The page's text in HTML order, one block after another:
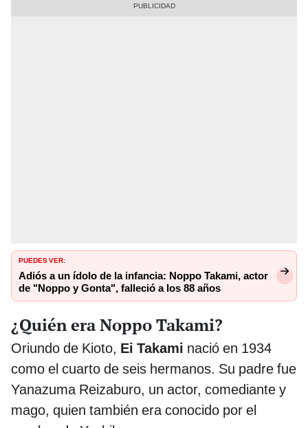
PUEDES VER:
Adiós a un ídolo de la infancia: Noppo Takami, actor
de "Noppo y Gonta", falleció a los 88 años
¿Quién era Noppo Takami?
Oriundo de Kioto, Ei Takami nació en 1934
como el cuarto de seis hermanos. Su padre fue
Yanazuma Reizaburo, un actor, comediante y
mago, quien también era conocido por el